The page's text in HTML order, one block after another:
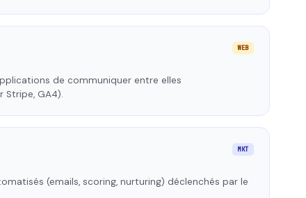
WEB
de communiquer entre elles
Stripe, GA4).
MKT
(emails, scoring, nurturing) déclenchés par le